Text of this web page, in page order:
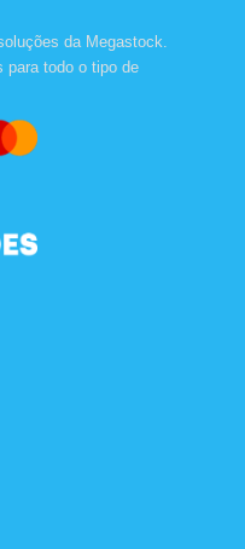
da Megastock.
para todo o tipo de